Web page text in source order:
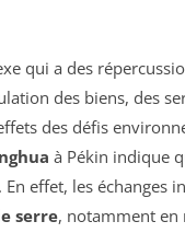
qui a des
des biens, des
des défis
à Pékin indique
. En effet, les échanges
serre, notamment